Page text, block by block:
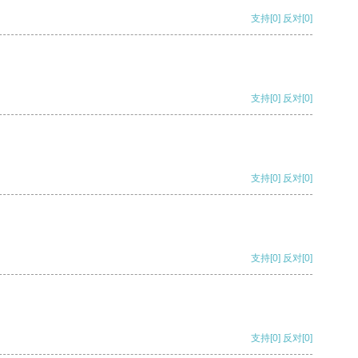
支持[0] 反对[0]
支持[0] 反对[0]
支持[0] 反对[0]
支持[0] 反对[0]
支持[0] 反对[0]